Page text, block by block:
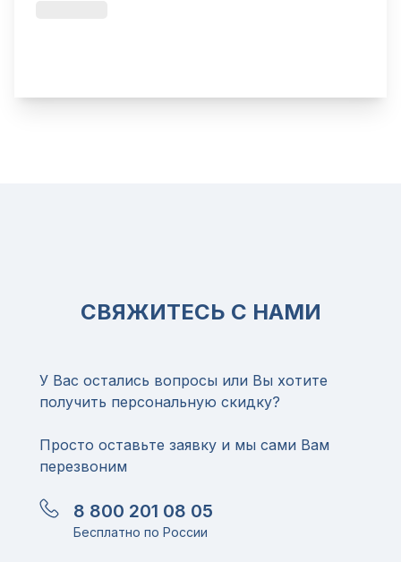
СВЯЖИТЕСЬ С НАМИ
У Вас остались вопросы или Вы хотите
получить персональную скидку?
Просто оставьте заявку и мы сами Вам
перезвоним
8 800 201 08 05
Бесплатно по России